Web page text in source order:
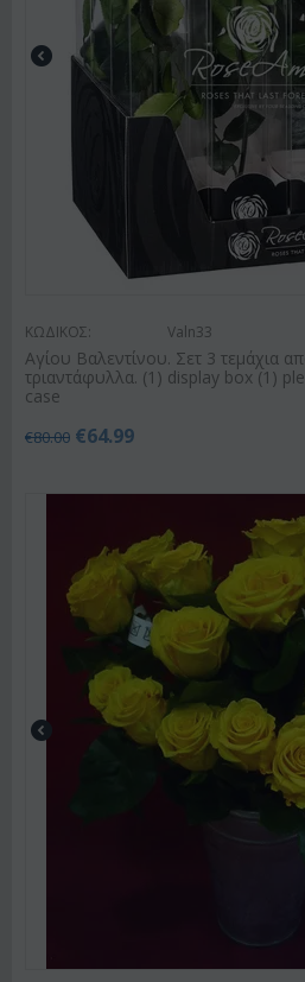
ΚΩΔΙΚΟΣ: Valn33
Αγίου Βαλεντίνου. Σετ 3 τεμάχια
τριαντάφυλλα. (1) display box (1)
case
€80.00 €64.99